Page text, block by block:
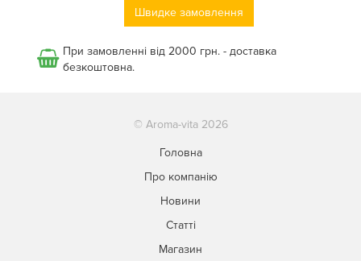
Швидке замовлення
При замовленні від 2000 грн. - доставка
безкоштовна.
© Aroma-vita 2026
Головна
Про компанію
Новини
Статті
Магазин